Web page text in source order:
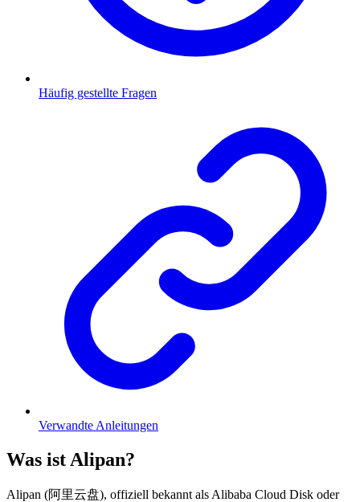
Häufig gestellte Fragen
Verwandte Anleitungen
Was ist Alipan?
Alipan (阿里云盘), offiziell bekannt als Alibaba Cloud Disk oder